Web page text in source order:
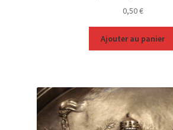
0,50€
Ajouter au panier